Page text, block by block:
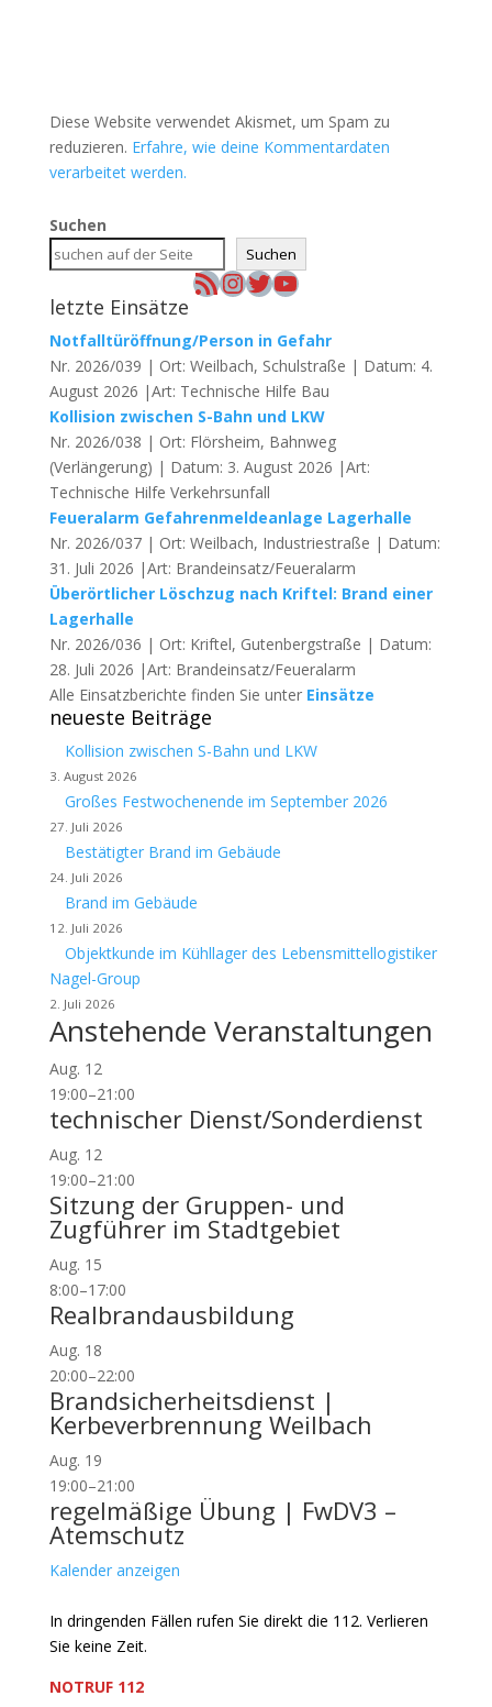
Diese Website verwendet Akismet, um Spam zu
reduzieren. Erfahre, wie deine Kommentardaten
verarbeitet werden.
Suchen
Suchen
RSS-FeedInstagram
Twitter
YouTube
letzte Einsätze
Notfalltüröffnung/Person in Gefahr
Nr. 2026/039 | Ort: Weilbach, Schulstraße | Datum: 4.
August 2026 |Art: Technische Hilfe Bau
Kollision zwischen S-Bahn und LKW
Nr. 2026/038 | Ort: Flörsheim, Bahnweg
(Verlängerung) | Datum: 3. August 2026 |Art:
Technische Hilfe Verkehrsunfall
Feueralarm Gefahrenmeldeanlage Lagerhalle
Nr. 2026/037 | Ort: Weilbach, Industriestraße | Datum:
31. Juli 2026 |Art: Brandeinsatz/Feueralarm
Überörtlicher Löschzug nach Kriftel: Brand einer
Lagerhalle
Nr. 2026/036 | Ort: Kriftel, Gutenbergstraße | Datum:
28. Juli 2026 |Art: Brandeinsatz/Feueralarm
Alle Einsatzberichte finden Sie unter Einsätze
neueste Beiträge
Kollision zwischen S-Bahn und LKW
3. August 2026
Großes Festwochenende im September 2026
27. Juli 2026
Bestätigter Brand im Gebäude
24. Juli 2026
Brand im Gebäude
12. Juli 2026
Objektkunde im Kühllager des Lebensmittellogistiker
Nagel-Group
2. Juli 2026
Anstehende Veranstaltungen
Aug. 12
19:00–21:00
technischer Dienst/Sonderdienst
Aug. 12
19:00–21:00
Sitzung der Gruppen- und
Zugführer im Stadtgebiet
Aug. 15
8:00–17:00
Realbrandausbildung
Aug. 18
20:00–22:00
Brandsicherheitsdienst |
Kerbeverbrennung Weilbach
Aug. 19
19:00–21:00
regelmäßige Übung | FwDV3 –
Atemschutz
Kalender anzeigen
In dringenden Fällen rufen Sie direkt die 112. Verlieren
Sie keine Zeit.
NOTRUF 112